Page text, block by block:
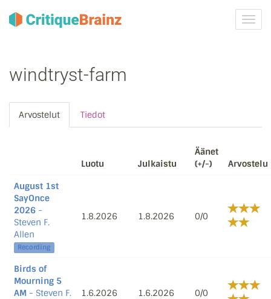
windtryst-farm
Arvostelut Tiedot
Luotu Julkaistu
Äänet
(+/-)
Arvostelu
August 1st
SayOnce
2026 -
Steven F.
Allen
Recording
1.8.2026 1.8.2026 0/0
Birds of
Mourning 5
AM - Steven F.
1.6.2026 1.6.2026 0/0